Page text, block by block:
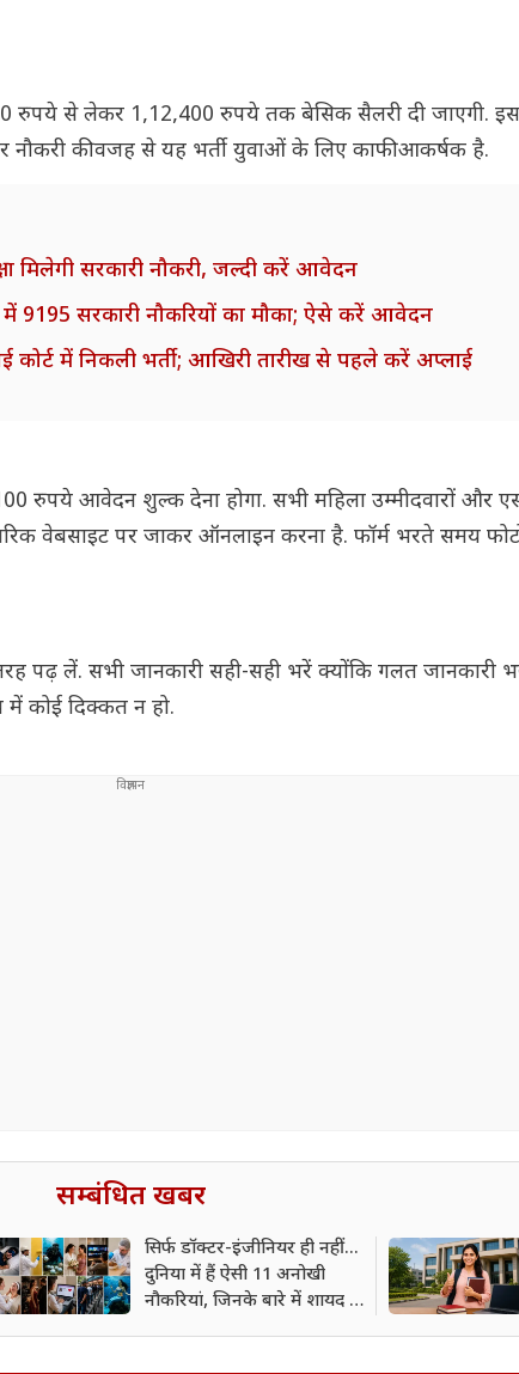
रुपये से लेकर 1,12,400 रुपये तक बेसिक सैलरी दी जाएगी.
नौकरी की वजह से यह भर्ती युवाओं के लिए काफी आकर्षक है.
मिलेगी सरकारी नौकरी, जल्दी करें आवेदन
9195 सरकारी नौकरियों का मौका; ऐसे करें आवेदन
कोर्ट में निकली भर्ती; आखिरी तारीख से पहले करें अप्लाई
रुपये आवेदन शुल्क देना होगा. सभी महिला उम्मीदवारों और
वेबसाइट पर जाकर ऑनलाइन करना है. फॉर्म भरते समय
लें. सभी जानकारी सही-सही भरें क्योंकि गलत जानकारी
कोई दिक्कत न हो.
सम्बंधित खबर
सिर्फ डॉक्टर-इंजीनियर ही नहीं...
दुनिया में हैं ऐसी 11 अनोखी
नौकरियां, जिनके बारे में शायद ही